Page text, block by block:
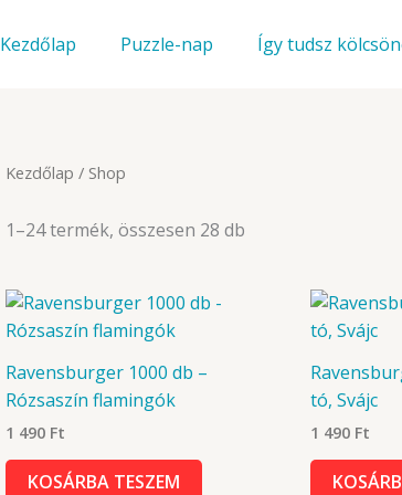
Kezdőlap Puzzle-nap Így tudsz
Kezdőlap / Shop
1–24 termék, összesen 28 db
Ravensburger 1000 db –
Rózsaszín flamingók
1 490 Ft
KOSÁRBA TESZEM
tó, Svájc
1 490 Ft